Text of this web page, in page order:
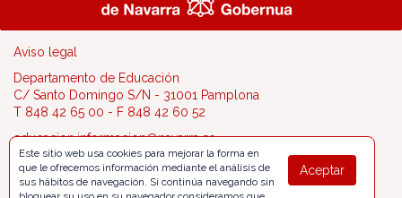
Aviso legal
Departamento de Educación
C/ Santo Domingo S/N - 31001 Pamplona
T 848 42 65 00 - F 848 42 60 52
educacion.informacion@navarra.es
Aceptar
Este sitio web usa cookies para mejorar la forma en
que le ofrecemos información mediante el análisis de
sus hábitos de navegación. Si continúa navegando sin